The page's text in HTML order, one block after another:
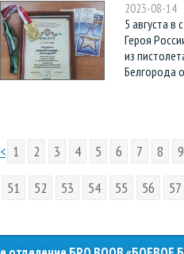
2023-08-14
5 августа
Героя
из
Белгорода
< 1 2 3 4 5 6 7 8
9
51
52 53 54 55 56 57